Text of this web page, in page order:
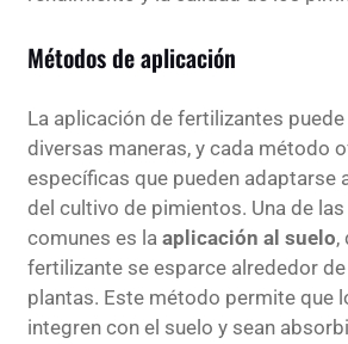
Métodos de aplicación
La aplicación de fertilizantes
diversas maneras, y cada método
específicas que pueden adaptarse
del cultivo de pimientos. Una de
comunes es la aplicación al suelo,
fertilizante se esparce alrededor
plantas. Este método permite que
integren con el suelo y sean